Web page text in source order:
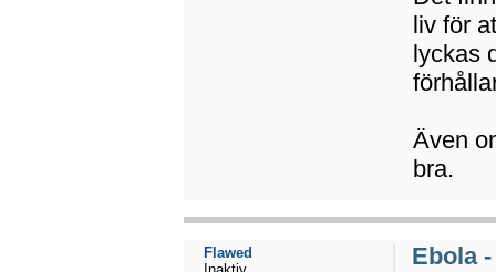
liv för
lyckas
Även
bra.
Ebola
Flawed